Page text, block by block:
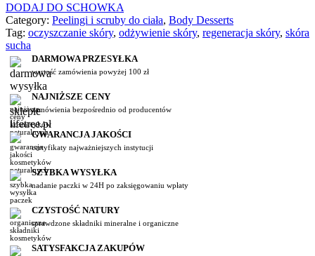
DODAJ DO SCHOWKA
Category: Peelingi i scruby do ciała, Body Desserts
Tag: oczyszczanie skóry, odżywienie skóry, regeneracja skóry, skóra
sucha
DARMOWA PRZESYŁKA
wartość zamówienia powyżej 100 zł
NAJNIŻSZE CENY
zamówienia bezpośrednio od producentów
GWARANCJA JAKOŚCI
certyfikaty najważniejszych instytucji
SZYBKA WYSYŁKA
nadanie paczki w 24H po zaksięgowaniu wpłaty
CZYSTOŚĆ NATURY
sprawdzone składniki mineralne i organiczne
SATYSFAKCJA ZAKUPÓW